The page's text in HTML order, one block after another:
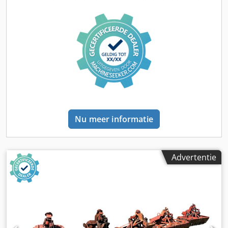
Opgeslagen en nooit opgebouwd. VOLLEDIG uitgerust met
elektronische balktransfers 0 - 800 mm Transferstap en
500-1300 mm Afstand tussen de transferbalken.
Heffingsslag = 0-150 mm. 2 x uitschuifbare schuiftafel in T-
vorm. Maximaal totaal gewicht van het gereedschap:
20.000 kg, bovendeel maximaal 10.000 kg.
Slingergewichtcompensatie door middel van
pneumatische cilinders. Automatische drukinstelling met
Smering: Hoofdlagers en tandwielen worden continu
gesmeerd via circulatiesmering. LED-verlichting in de
gereedschapsruimte. 2 bedieningspanelen,
trillingsdempers van het merk KTI. Technische gegevens:
Bouwtype: transferpers Aandrijving: mechanisch Zijraam
(doorlaat in zijstaander): ja Vrij doorvalgat in tafel: ja
Uittrekbare schuiftafel: ja Aantal tafels: 2 Perskrachten
Opspanvlak (links-rechts): 4000 mm Opspanvlak (voor-
achter): 1600 mm Hoogte boven vloer: 600 mm autom.
Nu meer informatie
Advertentie